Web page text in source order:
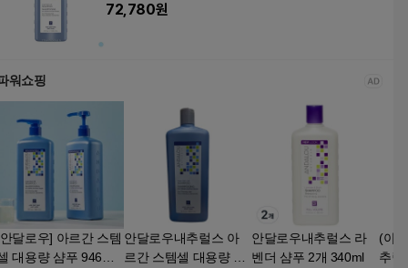
72,780원
워쇼핑
달로우] 아르간 스템
대용량 샴푸 946ml
안달로우내추럴스 아
르간 스템셀 대용량 청
안달로우내추럴스 라
벤더 샴푸 2개 340ml
(아
추럴